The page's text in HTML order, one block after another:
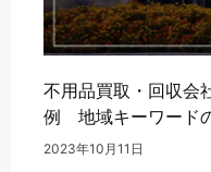
不用品買取・回収会
例 地域キーワード
2023年10月11日